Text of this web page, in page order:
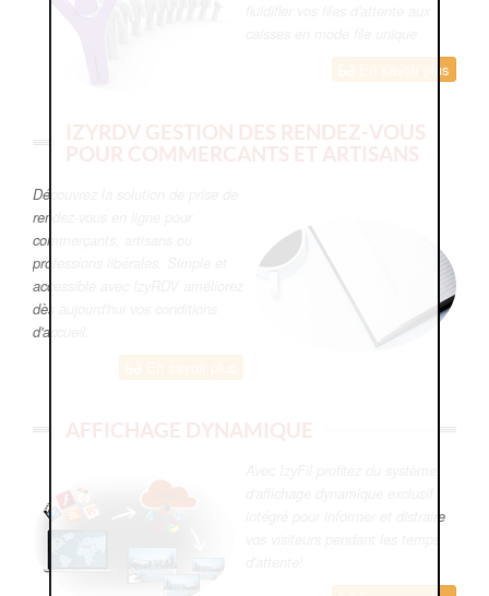
En savoir plus
IZYRDV GESTION DES RENDEZ-VOUS
POUR COMMERCANTS ET ARTISANS
Découvrez la solution de prise de
rendez-vous en ligne pour
commerçants, artisans ou
professions libérales. Simple et
accessible avec IzyRDV améliorez
dès aujourd'hui vos conditions
d'accueil.
AFFICHAGE DYNAMIQUE
intégré pour informer et distraire